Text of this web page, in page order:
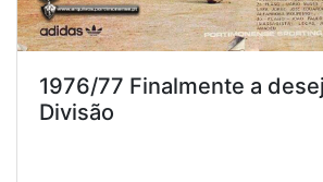
1976/77 Finalmente a
Divisão